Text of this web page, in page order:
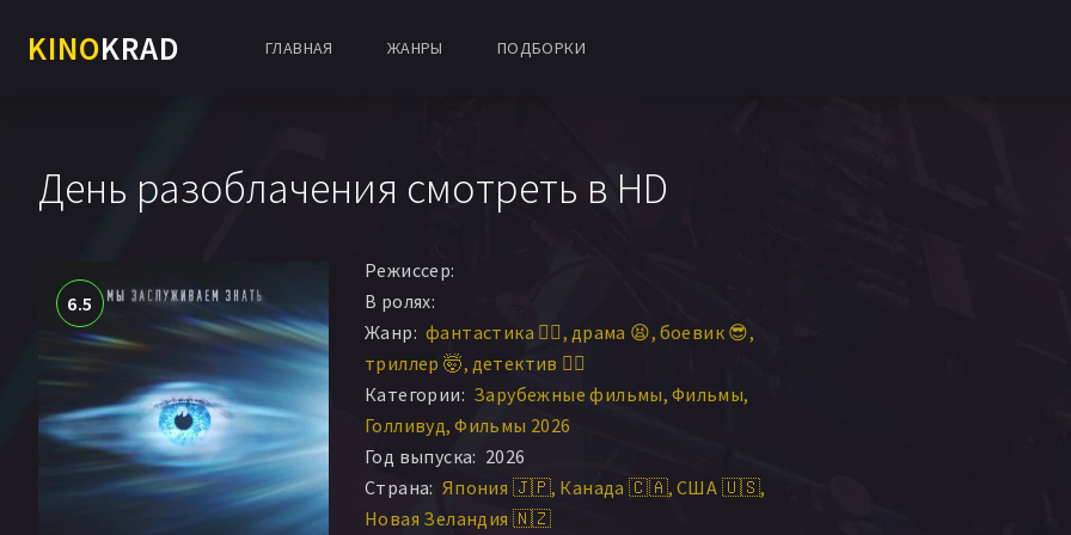
KINOKRAD ГЛАВНАЯ ЖАНРЫ ПОДБОРКИ
День разоблачения смотреть в HD
6.5
Режиссер:
В ролях:
Жанр: фантастика 🧙‍♀️ драма 😫 боевик 😎
триллер 🤯 детектив 🕵️‍♂️
Категории: Зарубежные фильмы Фильмы
Голливуд Фильмы 2026
Год выпуска: 2026
Страна: Япония 🇯🇵 Канада 🇨🇦 США 🇺🇸
Новая Зеландия 🇳🇿